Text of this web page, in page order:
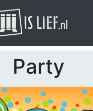
Party